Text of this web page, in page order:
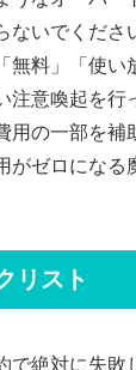
いでくださ
無料」「使い
意喚起を行
用の一部を補
がゼロになる
リスト
で絶対に失敗